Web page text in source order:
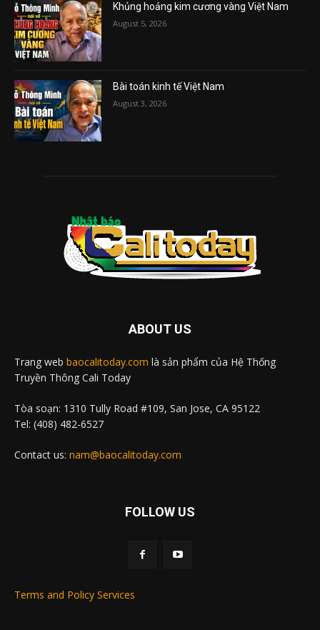
Khủng hoảng kim cương vàng Việt Nam
August 5, 2026
Bài toán kinh tế Việt Nam
August 3, 2026
ABOUT US
Trang web baocalitoday.com là sản phẩm của Hệ Thống
Truyền Thông Cali Today
Tòa soạn: 1310 Tully Road #109, San Jose, CA 95122
Tel: (408) 482-6527
Contact us: nam@baocalitoday.com
FOLLOW US
Terms and Policy Services